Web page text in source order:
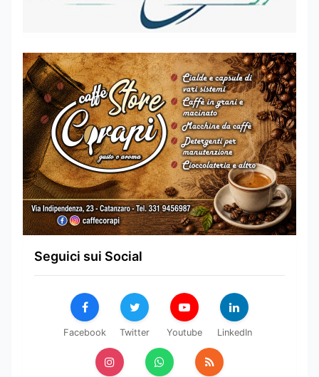
Seguici sui Social
Facebook Twitter Youtube LinkedIn